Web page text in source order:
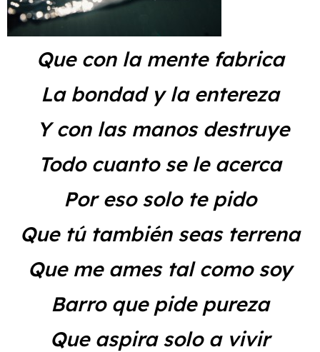
Que con la mente fabrica
La bondad y la entereza
Y con las manos destruye
Todo cuanto se le acerca
Por eso solo te pido
Que tú también seas terrena
Que me ames tal como soy
Barro que pide pureza
Que aspira solo a vivir